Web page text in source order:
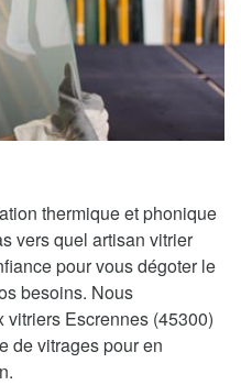
thermique et phonique
vers quel artisan vitrier
pour vous dégoter le
besoins. Nous
Escrennes (45300)
de vitrages pour en